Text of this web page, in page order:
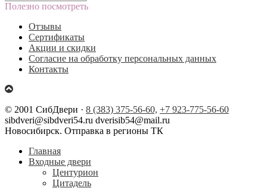
Полезно посмотреть
Отзывы
Сертификаты
Акции и скидки
Согласие на обработку персональных данных
Контакты
© 2001 СибДвери · 8 (383) 375-56-60, +7 923-775-56-60
sibdveri@sibdveri54.ru dverisib54@mail.ru
Новосибирск. Отправка в регионы ТК
Главная
Входные двери
Центурион
Цитадель